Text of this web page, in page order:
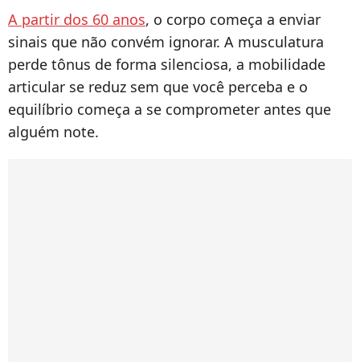
A partir dos 60 anos, o corpo começa a enviar
sinais que não convém ignorar. A musculatura
perde tônus de forma silenciosa, a mobilidade
articular se reduz sem que você perceba e o
equilíbrio começa a se comprometer antes que
alguém note.